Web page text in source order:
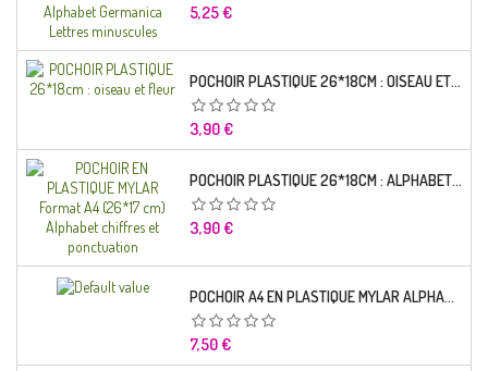
Prix
5,25 €
POCHOIR PLASTIQUE 26*18CM : OISEAU ET FLEUR
Prix
3,90 €
POCHOIR PLASTIQUE 26*18CM : ALPHABET (03)
Prix
3,90 €
POCHOIR A4 EN PLASTIQUE MYLAR ALPHABET LETTRE TYPO CHARLEMAGNE 28 MM
Prix
7,50 €